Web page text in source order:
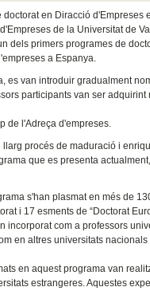
en Diracció d'Empreses
de la Universitat de
dels primers programes de
a Espanya.
es van introduir gradualment
participants van ser adquirint
de l'Adreça d'empreses.
llarg procés de maduració i
que es presenta
s'han plasmat en més de
i 17 esments de “Doctorat
incorporat com a professors
en altres universitats nacionals
en aquest programa van
estrangeres. Aquestes